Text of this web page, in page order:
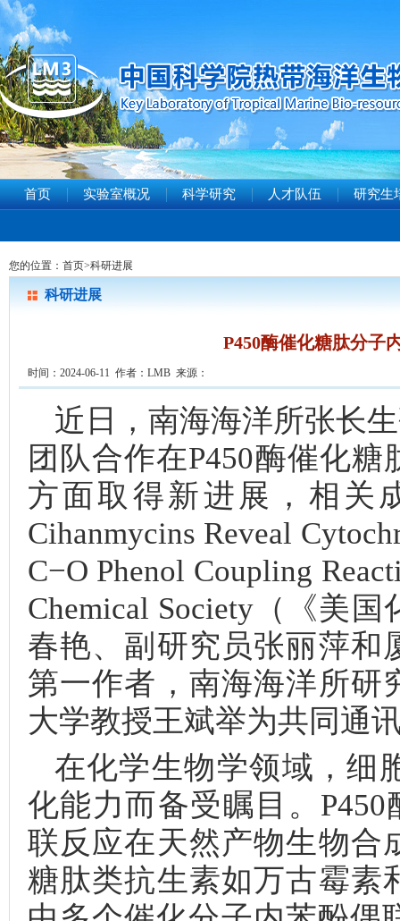
首页 实验室概况 科学研究 人才队伍 研究生
您的位置： 首页>科研进展
科研进展
P450酶催化糖肽分子
时间：2024-06-11 作者：LMB 来源：
近日，南海海洋所张长
团队合作在P450酶催化
方面取得新进展，相关成
Cihanmycins Reveal
C−O Phenol Coupling
Chemical Society（《美
春艳、副研究员张丽萍和
第一作者，南海海洋所研
大学教授王斌举为共同通
在化学生物学领域，细
化能力而备受瞩目。
联反应在天然产物生物合
糖肽类抗生素如万古霉素